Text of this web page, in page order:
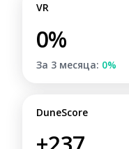
VR
0%
За 3 месяца: 0%
DuneScore